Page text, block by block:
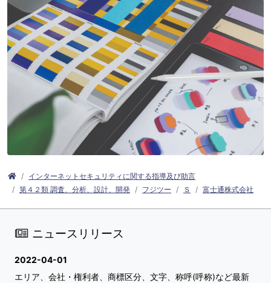
インターネットセキュリティに関する指導及び助言
第４２類 調査、分析、設計、開発
フジツー Ｓ 富士通株式会社
ニュースリリース
2022-04-01
エリア、会社・権利者、商標区分、文字、称呼(呼称)など最新